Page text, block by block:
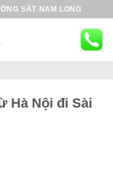
SẮT NAM LONG
Hà Nội đi Sài